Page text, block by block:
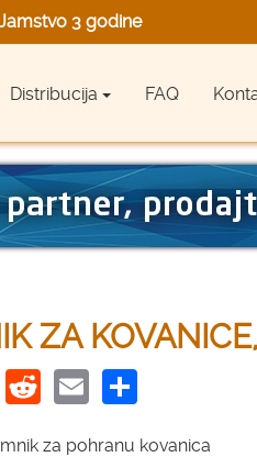
3 godine
in Germany
in Germany
Distribucija FAQ
ZA
Pinterest
Reddit
Email
za pohranu kovanica